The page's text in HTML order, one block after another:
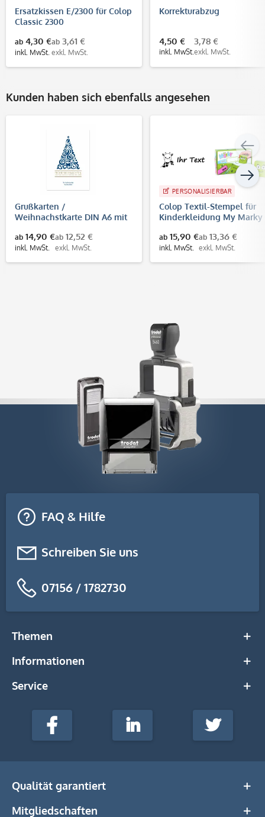
Ersatzkissen E/2300 für Colop
Classic 2300
ab 4,30 €
inkl. MwSt.
ab 3,61 €
exkl. MwSt.
Korrekturabzug
4,50 €
inkl. MwSt.
3,78 €
exkl. MwSt.
Kunden haben sich ebenfalls angesehen
Grußkarten /
Weihnachstkarte DIN A6 mit
personalisiert mit Logo oder
Name
ab 14,90 €
inkl. MwSt.
ab 12,52 €
exkl. MwSt.
PERSONALISIERBAR
Colop Textil-Stempel für
Kinderkleidung My Marky
ab 15,90 €
inkl. MwSt.
ab 13,36 €
exkl. MwSt.
FAQ & Hilfe
Schreiben Sie uns
07156 / 1782730
Themen
Informationen
Service
stempel-
Media
Facebook LinkedIn Twitter
Qualität garantiert
Mitgliedschaften